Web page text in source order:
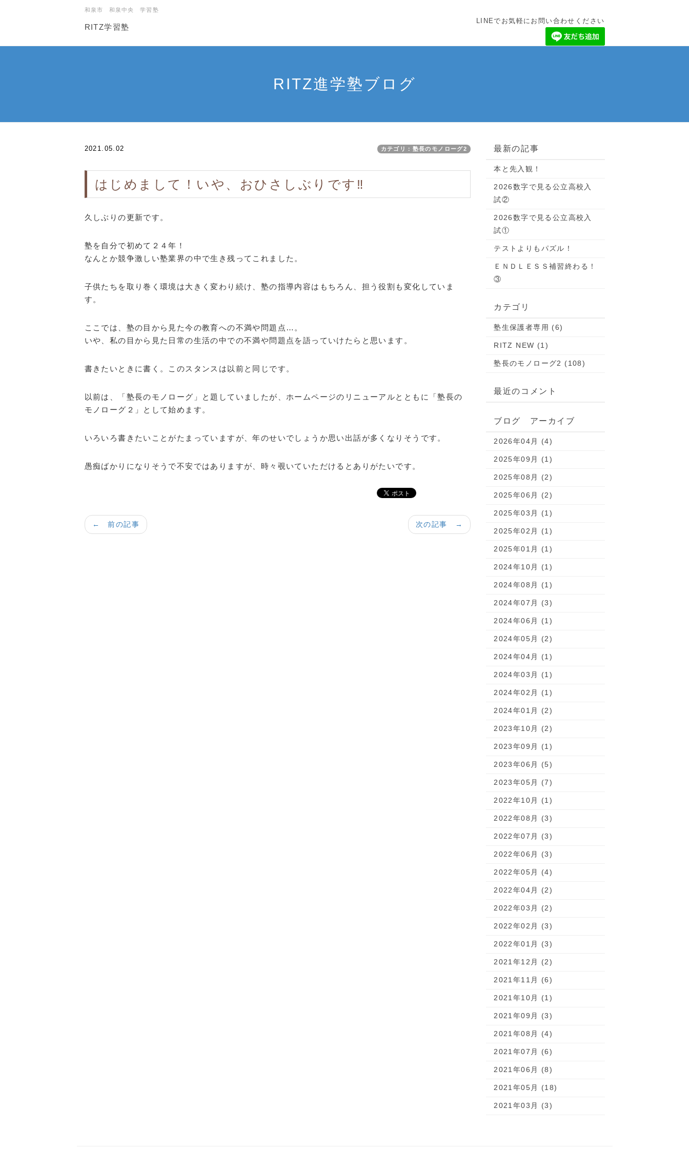
和泉市 和泉中央 学習塾
RITZ学習塾
LINEでお気軽にお問い合わせください
RITZ進学塾ブログ
2021.05.02 カテゴリ：塾長のモノローグ2
はじめまして！いや、おひさしぶりです‼
久しぶりの更新です。
塾を自分で初めて２４年！
なんとか競争激しい塾業界の中で生き残ってこれました。
子供たちを取り巻く環境は大きく変わり続け、塾の指導内容はもちろん、担う役割も変化していま
す。
ここでは、塾の目から見た今の教育への不満や問題点…。
いや、私の目から見た日常の生活の中での不満や問題点を語っていけたらと思います。
書きたいときに書く。このスタンスは以前と同じです。
以前は、「塾長のモノローグ」と題していましたが、ホームページのリニューアルとともに「塾長の
モノローグ２」として始めます。
いろいろ書きたいことがたまっていますが、年のせいでしょうか思い出話が多くなりそうです。
愚痴ばかりになりそうで不安ではありますが、時々覗いていただけるとありがたいです。
次の記事 →
← 前の記事
最新の記事
本と先入観！
2026数字で見る公立高校入
試②
2026数字で見る公立高校入
試①
テストよりもパズル！
ＥＮＤＬＥＳＳ補習終わる！
③
カテゴリ
塾生保護者専用 (6)
RITZ NEW (1)
塾長のモノローグ2 (108)
最近のコメント
ブログ アーカイブ
2026年04月 (4)
2025年09月 (1)
2025年08月 (2)
2025年06月 (2)
2025年03月 (1)
2025年02月 (1)
2025年01月 (1)
2024年10月 (1)
2024年08月 (1)
2024年07月 (3)
2024年06月 (1)
2024年05月 (2)
2024年04月 (1)
2024年03月 (1)
2024年02月 (1)
2024年01月 (2)
2023年10月 (2)
2023年09月 (1)
2023年06月 (5)
2023年05月 (7)
2022年10月 (1)
2022年08月 (3)
2022年07月 (3)
2022年06月 (3)
2022年05月 (4)
2022年04月 (2)
2022年03月 (2)
2022年02月 (3)
2022年01月 (3)
2021年12月 (2)
2021年11月 (6)
2021年10月 (1)
2021年09月 (3)
2021年08月 (4)
2021年07月 (6)
2021年06月 (8)
2021年05月 (18)
2021年03月 (3)